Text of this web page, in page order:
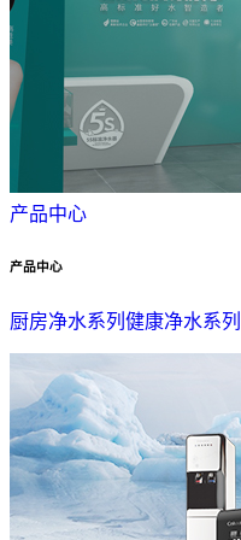
产品中心
产品中心
厨房净水系列 健康净水系列